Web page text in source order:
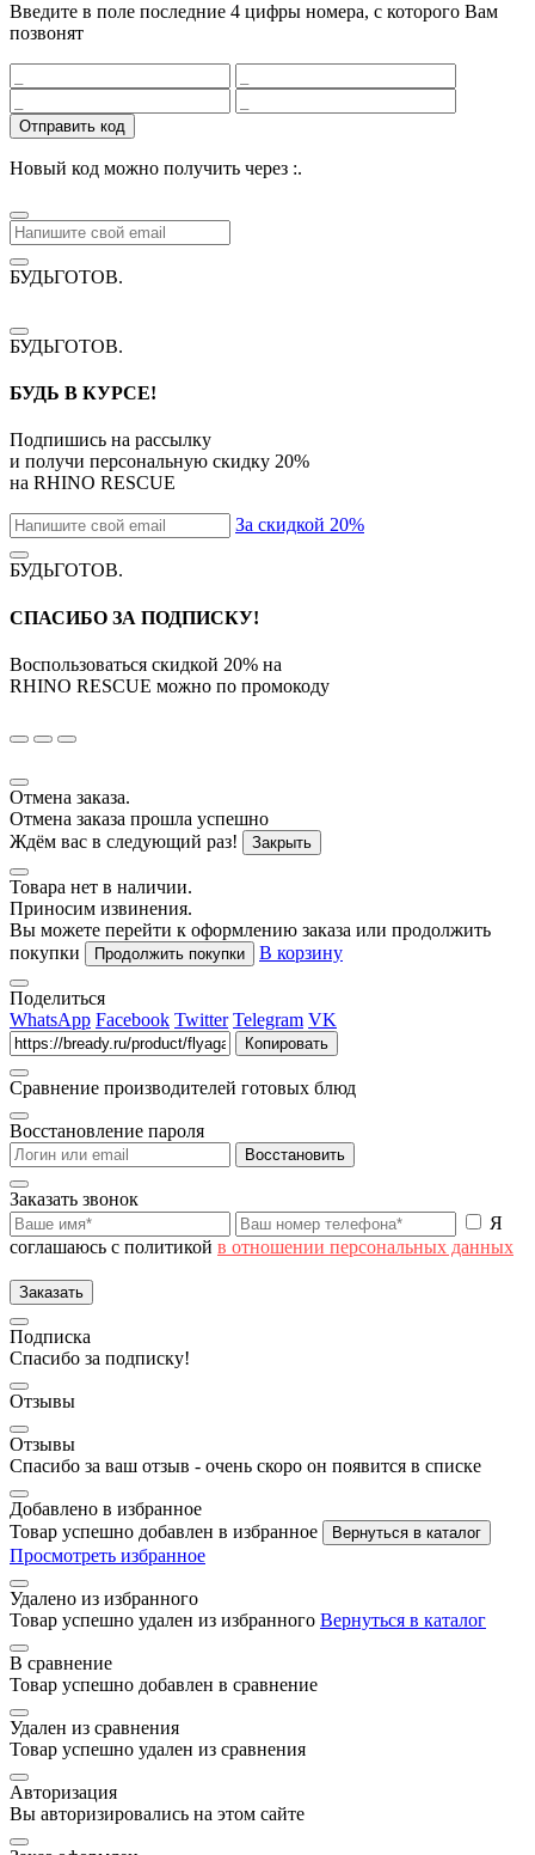
Введите в поле последние 4 цифры номера, с которого Вам
позвонят
Отправить код
Новый код можно получить через :.
БУДЬГОТОВ.
БУДЬГОТОВ.
БУДЬ В КУРСЕ!
Подпишись на рассылку
и получи персональную скидку 20%
на RHINO RESCUE
За скидкой 20%
БУДЬГОТОВ.
СПАСИБО ЗА ПОДПИСКУ!
Воспользоваться скидкой 20% на
RHINO RESCUE можно по промокоду
Отмена заказа.
Отмена заказа прошла успешно
Ждём вас в следующий раз!
Закрыть
Товара нет в наличии.
Приносим извинения.
Вы можете перейти к оформлению заказа или продолжить
покупки
Продолжить покупки В корзину
Поделиться
WhatsApp Facebook Twitter Telegram VK
Копировать
Сравнение производителей готовых блюд
Восстановление пароля
Восстановить
Заказать звонок
Я
соглашаюсь с политикой в отношении персональных данных
Заказать
Подписка
Спасибо за подписку!
Отзывы
Отзывы
Спасибо за ваш отзыв - очень скоро он появится в списке
Добавлено в избранное
Товар успешно добавлен в избранное
Вернуться в каталог
Просмотреть избранное
Удалено из избранного
Товар успешно удален из избранного Вернуться в каталог
В сравнение
Товар успешно добавлен в сравнение
Удален из сравнения
Товар успешно удален из сравнения
Авторизация
Вы авторизировались на этом сайте